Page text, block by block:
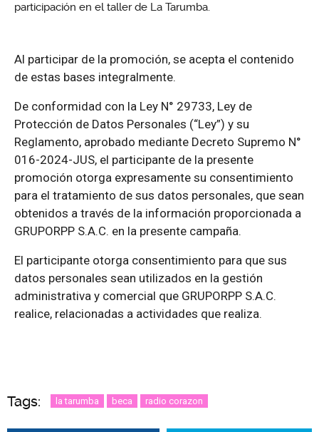
participación en el taller de La Tarumba.
Al participar de la promoción, se acepta el contenido
de estas bases integralmente.
De conformidad con la Ley N° 29733, Ley de
Protección de Datos Personales (“Ley”) y su
Reglamento, aprobado mediante Decreto Supremo N°
016-2024-JUS, el participante de la presente
promoción otorga expresamente su consentimiento
para el tratamiento de sus datos personales, que sean
obtenidos a través de la información proporcionada a
GRUPORPP S.A.C. en la presente campaña.
El participante otorga consentimiento para que sus
datos personales sean utilizados en la gestión
administrativa y comercial que GRUPORPP S.A.C.
realice, relacionadas a actividades que realiza.
Tags: la tarumba beca radio corazon